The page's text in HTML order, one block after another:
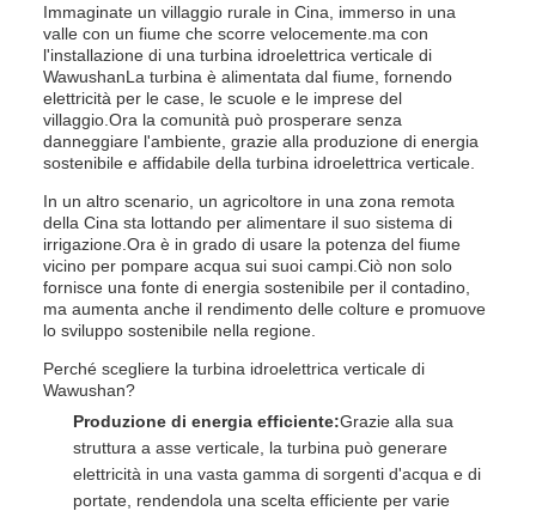
Immaginate un villaggio rurale in Cina, immerso in una
valle con un fiume che scorre velocemente.ma con
l'installazione di una turbina idroelettrica verticale di
WawushanLa turbina è alimentata dal fiume, fornendo
elettricità per le case, le scuole e le imprese del
villaggio.Ora la comunità può prosperare senza
danneggiare l'ambiente, grazie alla produzione di energia
sostenibile e affidabile della turbina idroelettrica verticale.
In un altro scenario, un agricoltore in una zona remota
della Cina sta lottando per alimentare il suo sistema di
irrigazione.Ora è in grado di usare la potenza del fiume
vicino per pompare acqua sui suoi campi.Ciò non solo
fornisce una fonte di energia sostenibile per il contadino,
ma aumenta anche il rendimento delle colture e promuove
lo sviluppo sostenibile nella regione.
Perché scegliere la turbina idroelettrica verticale di
Wawushan?
Produzione di energia efficiente:Grazie alla sua
struttura a asse verticale, la turbina può generare
elettricità in una vasta gamma di sorgenti d'acqua e di
portate, rendendola una scelta efficiente per varie